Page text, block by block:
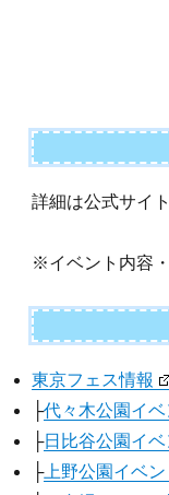
詳細は公式サイ
※イベント内容
東京フェス情報
├代々木公園イベ
├日比谷公園イベ
├上野公園イベン